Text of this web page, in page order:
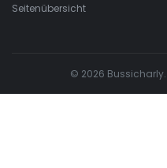
Seitenübersicht
© 2026